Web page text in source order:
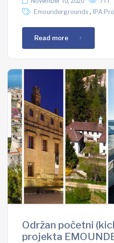
Emoundergrounds , IPA
Read more
Održan početni
projekta